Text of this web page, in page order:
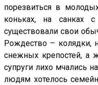
порезвиться в
коньках, на санках
существовали свои
Рождество –
снежных крепостей, а
супруги лихо мчались
людям хотелось